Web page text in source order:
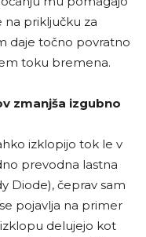
na priključku za
daje točno povratno
toku bremena.
zmanjša izgubno
izklopijo tok le v
prevodna lastna
Diode), čeprav sam
pojavlja na primer
delujejo kot